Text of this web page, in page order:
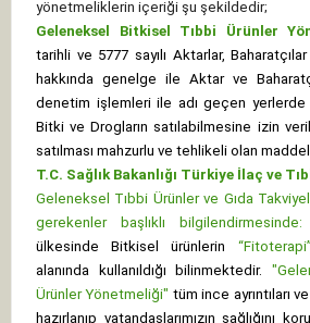
yönetmeliklerin içeriği şu şekildedir;
Geleneksel Bitkisel Tıbbi Ürünler
tarihli ve 5777 sayılı Aktarlar,
hakkında genelge ile Aktar ve
denetim işlemleri ile adı geçen yerlerde
Bitki ve Drogların satılabilmesine izin
satılması mahzurlu ve tehlikeli olan
T.C. Sağlık Bakanlığı Türkiye İlaç ve
Geleneksel Tıbbi Ürünler ve Gıda
gerekenler başlıklı bilgilendirmesinde:
ülkesinde Bitkisel ürünlerin “Fitoterapi”
alanında kullanıldığı bilinmektedir.
Ürünler Yönetmeliği" tüm ince ayrıntıları
hazırlanıp vatandaşlarımızın sağlığını